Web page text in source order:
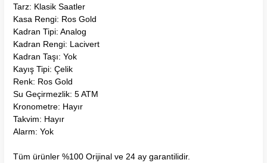
Tarz: Klasik Saatler
Kasa Rengi: Ros Gold
Kadran Tipi: Analog
Kadran Rengi: Lacivert
Kadran Taşı: Yok
Kayış Tipi: Çelik
Renk: Ros Gold
Su Geçirmezlik: 5 ATM
Kronometre: Hayır
Takvim: Hayır
Alarm: Yok
Tüm ürünler %100 Orijinal ve 24 ay garantilidir.